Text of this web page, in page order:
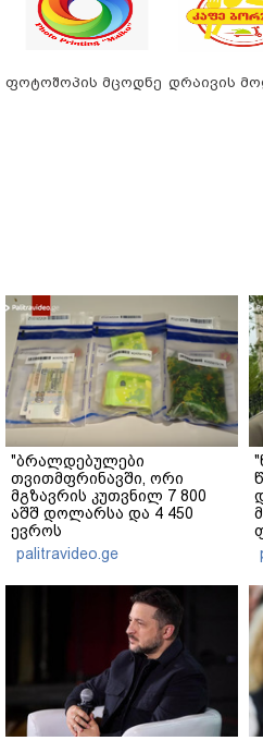
ფოტოშოპის მცოდნე დრაივის
"ბრალდებულები
თვითმფრინავში, ორი
მგზავრის კუთვნილ 7 800
აშშ დოლარსა და 4 450
ევროს
მართლსაწინააღმდეგოდ
დაეუფლნენ" - დანაშაულის
რა დეტალები ხდება
palitravideo.ge